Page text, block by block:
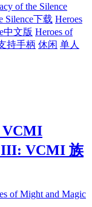
of the Silence
Silence下载 Heroes
中文版 Heroes of
持手柄 休闲 单人
VCMI
III: VCMI 族